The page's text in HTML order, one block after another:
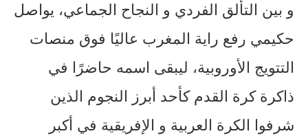
و بين التألق الفردي و النجاح الجماعي، يواصل
حكيمي رفع راية المغرب عاليًا فوق منصات
التتويج الأوروبية، ليبقى اسمه حاضرًا في
ذاكرة كرة القدم كأحد أبرز النجوم الذين
شرفوا الكرة العربية و الإفريقية في أكبر